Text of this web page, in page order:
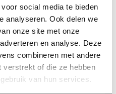
social media te bieden
analyseren. Ook delen we
onze site met onze
en analyse. Deze
combineren met andere
verstrekt of die ze hebben
van hun services.
Telescope, een
met kilometerslange
zouden kunnen worden.
hier echt komt.